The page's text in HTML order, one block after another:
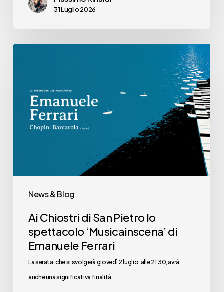
31 Luglio 2026
News & Blog
Pietro
Ferrari
Ai Chiostri di San Pietro lo
spettacolo ‘Musicainscena’ di
Emanuele Ferrari
La serata, che si svolgerà giovedì 2 luglio, alle 21:30, avrà
anche una significativa finalità…